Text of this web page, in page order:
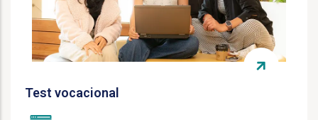
Test vocacional